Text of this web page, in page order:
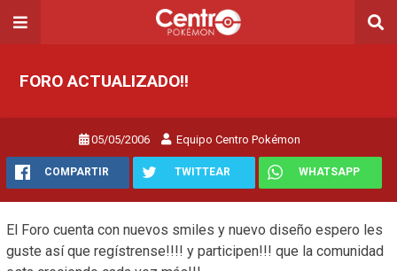
FORO ACTUALIZADO!!
05/05/2006 Equipo Centro Pokémon
COMPARTIR TWITTEAR WHATSAPP
El Foro cuenta con nuevos smiles y nuevo diseño espero les
guste así que regístrense!!!! y participen!!! que la comunidad